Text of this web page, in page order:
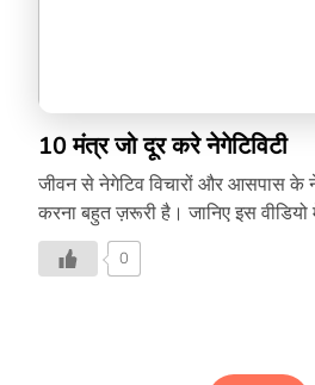
10 मंत्र जो दूर करे नेगेटिविटी
जीवन से नेगेटिव विचारों और आसपास के
करना बहुत ज़रूरी है। जानिए इस
अपने जीवन से नेगेटिविटी –
0